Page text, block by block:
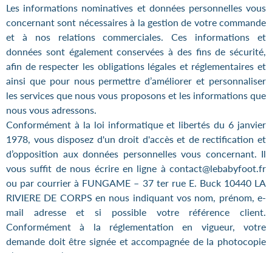
Les informations nominatives et données personnelles vous
concernant sont nécessaires à la gestion de votre commande
et à nos relations commerciales. Ces informations et
données sont également conservées à des fins de sécurité,
afin de respecter les obligations légales et réglementaires et
ainsi que pour nous permettre d’améliorer et personnaliser
les services que nous vous proposons et les informations que
nous vous adressons.
Conformément à la loi informatique et libertés du 6 janvier
1978, vous disposez d'un droit d'accès et de rectification et
d’opposition aux données personnelles vous concernant. Il
vous suffit de nous écrire en ligne à contact@lebabyfoot.fr
ou par courrier à FUNGAME – 37 ter rue E. Buck 10440 LA
RIVIERE DE CORPS en nous indiquant vos nom, prénom, e-
mail adresse et si possible votre référence client.
Conformément à la réglementation en vigueur, votre
demande doit être signée et accompagnée de la photocopie